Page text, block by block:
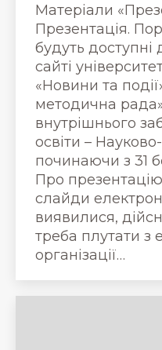
Матеріали
Презентація.
будуть
сайті
«Новини та
методична
внутрішнього
освіти –
починаючи з 31
Про
слайди
виявилися,
треба плутати з
організації…